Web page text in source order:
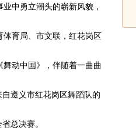
中勇立潮头的崭新风貌，
育局、市文联，红花岗区
动中国》，伴随着一曲曲
遵义市红花岗区舞蹈队的
总决赛。